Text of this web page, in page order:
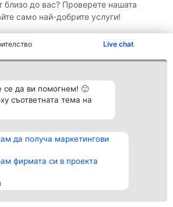
Live chat
се да ви помогнем! 🙂
съответната тема на
да получа маркетингови
фирмата си в проекта
близо до вас? Проверете нашата
само най-добрите услуги!
Класация
всички
Статут/Устав
Контакти